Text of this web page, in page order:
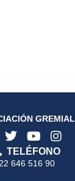
GREMIAL
TELÉFONO
22 646 516 90